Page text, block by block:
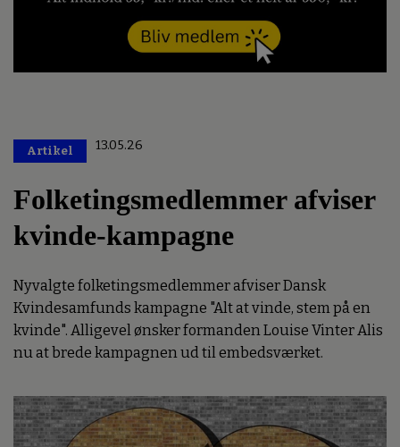
Artikel 13.05.26
Folketingsmedlemmer afviser
kvinde-kampagne
Nyvalgte folketingsmedlemmer afviser Dansk
Kvindesamfunds kampagne "Alt at vinde, stem på en
kvinde". Alligevel ønsker formanden Louise Vinter Alis
nu at brede kampagnen ud til embedsværket.